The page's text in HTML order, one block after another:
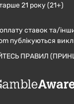
21 року (21+)
ставок та/
публікуються
ПРАВИЛ